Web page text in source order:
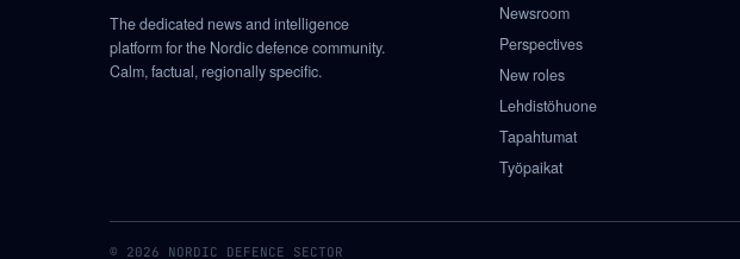
The dedicated news and intelligence
platform for the Nordic defence community.
Calm, factual, regionally specific.
Newsroom
Perspectives
New roles
Lehdistöhuone
Tapahtumat
Työpaikat
© 2026 NORDIC DEFENCE SECTOR